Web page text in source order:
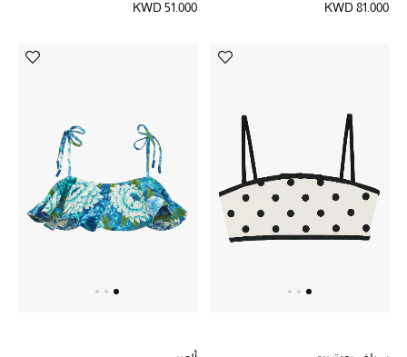
الأطفال
مستلزمات المنزل
KWD 81.000
KWD 51.000